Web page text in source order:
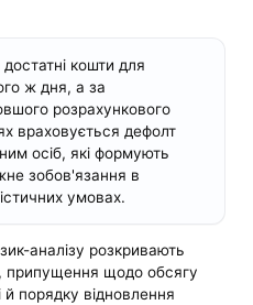
кошти для
ж дня, а за
розрахункового
враховується дефолт
осіб, які формують
зобов'язання в
умовах.
аналізу розкривають
припущення щодо обсягу
й порядку відновлення